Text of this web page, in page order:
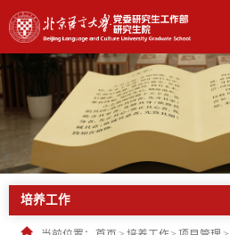
培养工作